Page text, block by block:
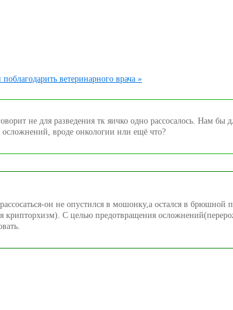
ветеринарного врача »
не для разведения тк яичко одно рассосалось. Нам бы
осложнений, вроде онкологии или ещё что?
он не опустился в мошонку,а остался в брюшной
крипторхизм). С целью предотвращения